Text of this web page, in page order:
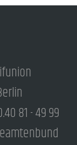
81 - 49 99